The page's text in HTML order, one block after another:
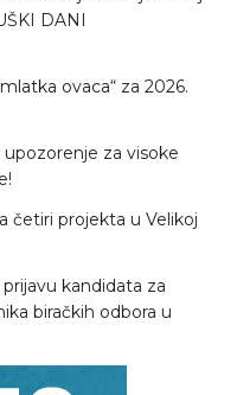
DANI
ovaca“ za 2026.
za visoke
četiri projekta u Velikoj
kandidata za
biračkih odbora u